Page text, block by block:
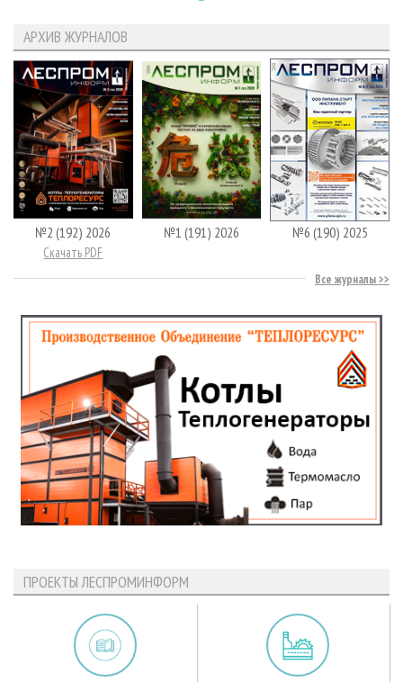
АРХИВ ЖУРНАЛОВ
№2 (192) 2026
Скачать PDF
№1 (191) 2026 №6 (190) 2025
Все журналы
ПРОЕКТЫ ЛЕСПРОМИНФОРМ